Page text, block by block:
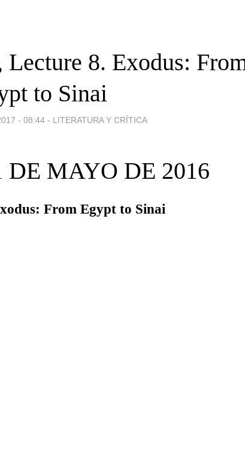
8. Exodus:
to Sinai
- 08:44 - LITERATURA Y CRÍTICA
DE MAYO DE 2016
From Egypt to Sinai